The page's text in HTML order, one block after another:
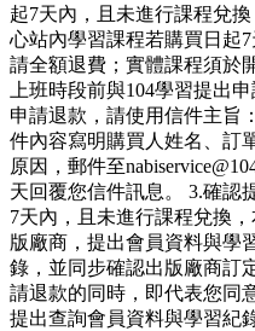
起7天內，且未進行課程兌
心站內學習課程若購買日起
請全額退費；實體課程須於
上班時段前與104學習提出
申請退款，請使用信件主旨
件內容寫明購買人姓名、訂
原因，郵件至
天回覆您信件訊息。 3.確認
7天內，且未進行課程兌換
版廠商，提出會員資料與學
錄，並同步確認出版廠商訂
請退款的同時，即代表您同
提出查詢會員資料與學習紀